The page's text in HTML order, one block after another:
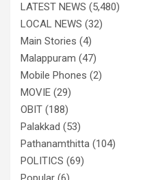
LATEST NEWS (5,480)
LOCAL NEWS (32)
Main Stories (4)
Malappuram (47)
Mobile Phones (2)
MOVIE (29)
OBIT (188)
Palakkad (53)
Pathanamthitta (104)
POLITICS (69)